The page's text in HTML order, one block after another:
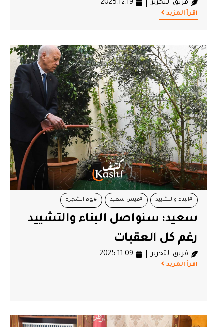
فريق التحرير 2025.12.19
اقرأ المزيد
#البناء والتشييد #قيس سعيد #يوم الشجرة
سعيد: سنواصل البناء والتشييد
رغم كل العقبات
فريق التحرير 2025.11.09
اقرأ المزيد